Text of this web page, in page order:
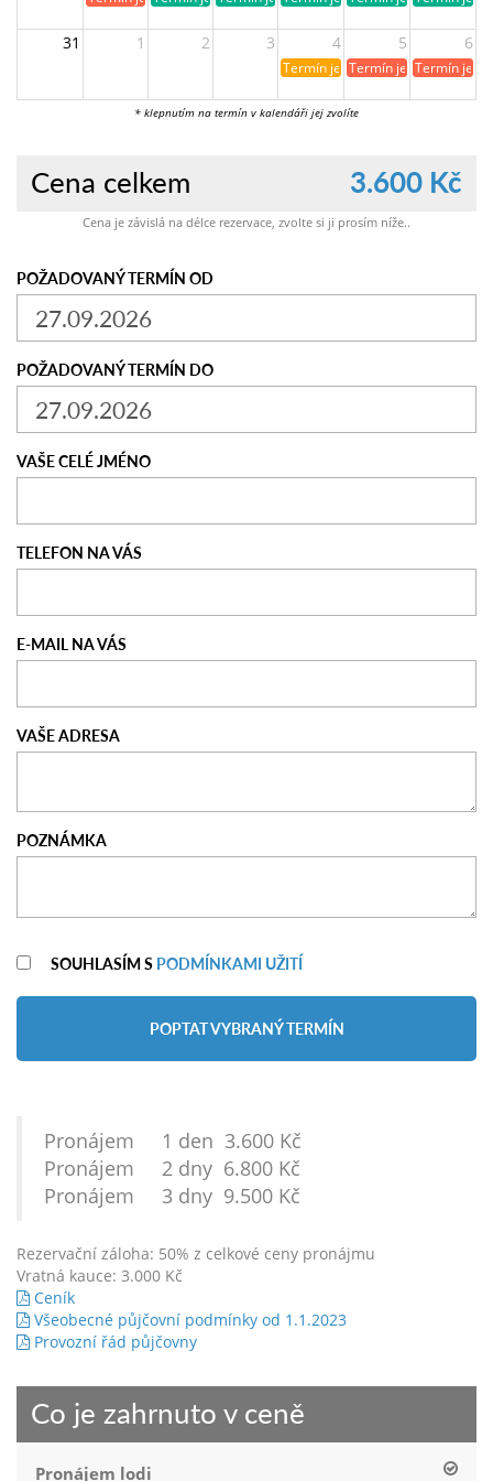
31 1 2 3 4 5 6
Termín je již rezervován
Termín je již obsazen
Termín je již
* klepnutím na termín v kalendáři jej zvolíte
Cena celkem 3.600 Kč
Cena je závislá na délce rezervace, zvolte si ji prosím níže..
POŽADOVANÝ TERMÍN OD
POŽADOVANÝ TERMÍN DO
VAŠE CELÉ JMÉNO
TELEFON NA VÁS
E-MAIL NA VÁS
VAŠE ADRESA
POZNÁMKA
SOUHLASÍM S PODMÍNKAMI UŽITÍ
POPTAT VYBRANÝ TERMÍN
Pronájem 1 den 3.600 Kč
Pronájem 2 dny 6.800 Kč
Pronájem 3 dny 9.500 Kč
Rezervační záloha: 50% z celkové ceny pronájmu
Vratná kauce: 3.000 Kč
Ceník
Všeobecné půjčovní podmínky od 1.1.2023
Provozní řád půjčovny
Co je zahrnuto v ceně
Pronájem lodi